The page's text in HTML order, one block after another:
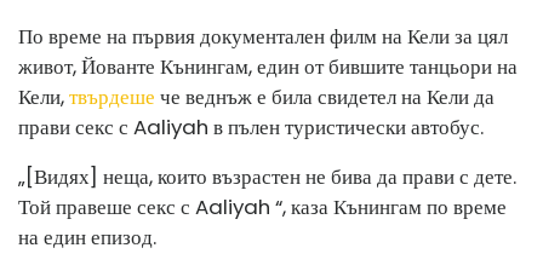
По време на първия документален филм на Кели за цял
живот, Йованте Кънингам, един от бившите танцьори на
Кели,твърдеше че веднъж е била свидетел на Кели да
прави секс с Aaliyah в пълен туристически автобус.
„[Видях] неща, които възрастен не бива да прави с дете.
Той правеше секс с Aaliyah “, каза Кънингам по време
на един епизод.